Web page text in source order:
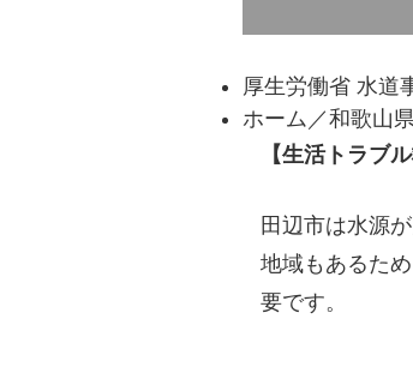
厚生労働省 水道
ホーム／和歌山
【生活トラブ
田辺市は水源
地域もあるた
要です。